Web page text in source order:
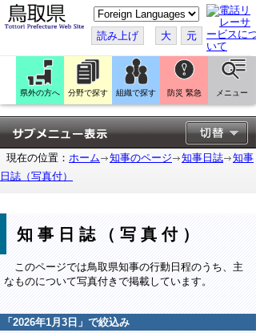
こ
の
ペ
ー
ジ
翻
訳
す
る
読み上げ 大 元
県外の方へ 分野で探す 組織で探す 防災 緊急 メニュー
現在の位置： ホーム 知事のページ 知事日誌
知事
日誌（写真付）
知事日誌（写真付）
このページでは鳥取県知事の行動日程のうち、主
なものについて写真付きで掲載しています。
「 2026年1月3日 」で絞込み